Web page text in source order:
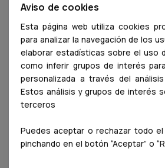
SANITARIOS
Acuerdo entre la
la Facultad de
UCM y Google para la
digitalización de
sus documentos
La Biblioteca de la
Complutense de Madrid ha
Aviso de cookies
Esta página web utiliza cookies
para analizar la navegación de los
elaborar estadísticas sobre el uso
como inferir grupos de interés
personalizada a través del
Estos análisis y grupos de interés
terceros
Puedes aceptar o rechazar todo
pinchando en el botón “Aceptar” o